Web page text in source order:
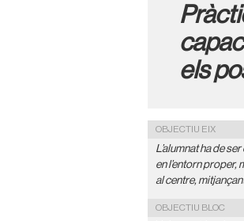
els
OBJECTIU EIX
L’alumnat ha de
en l’entorn proper,
al centre,
OBJECTIU BLOC